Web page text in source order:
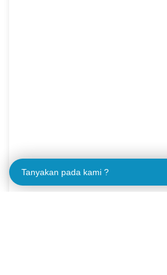
Tanyakan pada kami ?